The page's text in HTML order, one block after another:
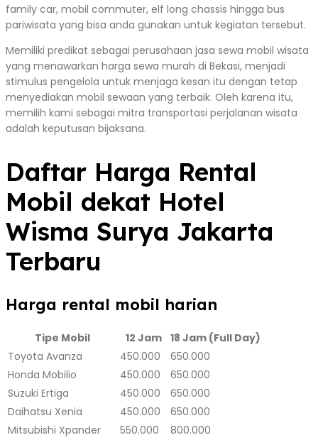
family car, mobil commuter, elf long chassis hingga bus
pariwisata yang bisa anda gunakan untuk kegiatan tersebut.
Memiliki predikat sebagai perusahaan jasa sewa mobil wisata
yang menawarkan harga sewa murah di Bekasi, menjadi
stimulus pengelola untuk menjaga kesan itu dengan tetap
menyediakan mobil sewaan yang terbaik. Oleh karena itu,
memilih kami sebagai mitra transportasi perjalanan wisata
adalah keputusan bijaksana.
Daftar Harga Rental
Mobil dekat Hotel
Wisma Surya Jakarta
Terbaru
Harga rental mobil harian
Tipe Mobil 12 Jam 18 Jam (Full Day)
Toyota Avanza
450.000
650.000
Honda Mobilio
450.000
650.000
Suzuki Ertiga
450.000
650.000
Daihatsu Xenia
450.000
650.000
Mitsubishi Xpander
550.000
800.000